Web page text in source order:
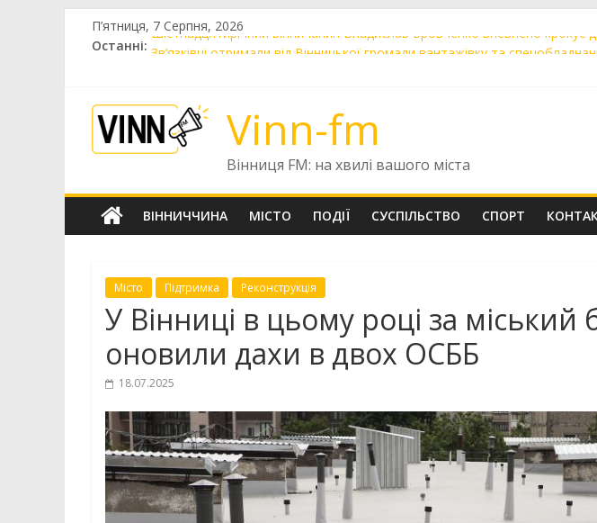
П’ятниця, 7 Серпня, 2026
Останні: Шістнадцятирічний вінничанин Владислав Бровченко впевнено крокує
У Вінниці 7 серпня очікується негода: «Цілодобова варта» закликає
Автопарк КП «Вінницьке шляхове управління» поповнили 19 нових
Vinn-fm
Вінниця FM: на хвилі вашого міста
ВІННИЧЧИНА МІСТО ПОДІЇ СУСПІЛЬСТВО СПОРТ
Місто Підтримка Реконструкція
У Вінниці в цьому році за
оновили дахи в двох ОСББ
18.07.2025